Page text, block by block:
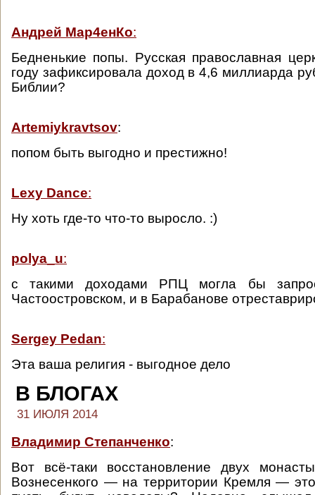
Андрей Мар4енКо:
Бедненькие попы. Русская православная
году зафиксировала доход в 4,6 миллиарда
Библии?
Аrtemiykravtsov:
попом быть выгодно и престижно!
Lexy Dance:
Ну хоть где-то что-то выросло. :)
polya_u:
с такими доходами РПЦ могла бы
Частоостровском, и в Барабанове
Sergey Pedan:
Эта ваша религия - выгодное дело
В БЛОГАХ
31 ИЮЛЯ 2014
Владимир Степанченко:
Вот всё-таки восстановление двух
Вознесенкого — на территории Кремля —